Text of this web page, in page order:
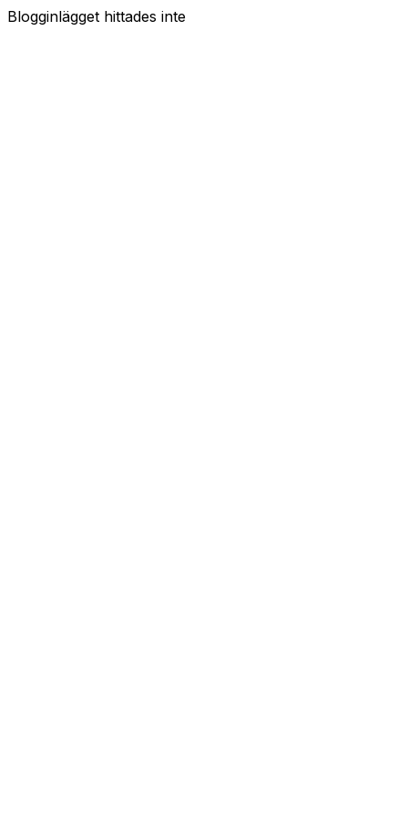
Blogginlägget hittades inte